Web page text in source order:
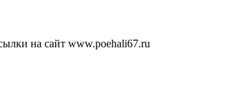
на сайт www.poehali67.ru